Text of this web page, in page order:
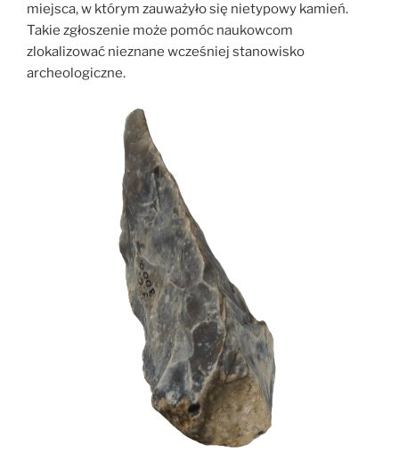
miejsca, w którym zauważyło się nietypowy kamień.
Takie zgłoszenie może pomóc naukowcom
zlokalizować nieznane wcześniej stanowisko
archeologiczne.